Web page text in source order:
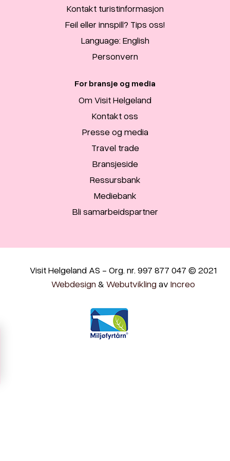
Kontakt turistinformasjon
Feil eller innspill? Tips oss!
Language: English
Personvern
For bransje og media
Om Visit Helgeland
Kontakt oss
Presse og media
Travel trade
Bransjeside
Ressursbank
Mediebank
Bli samarbeidspartner
Visit Helgeland AS - Org. nr. 997 877 047 © 2021
Webdesign & Webutvikling av Increo